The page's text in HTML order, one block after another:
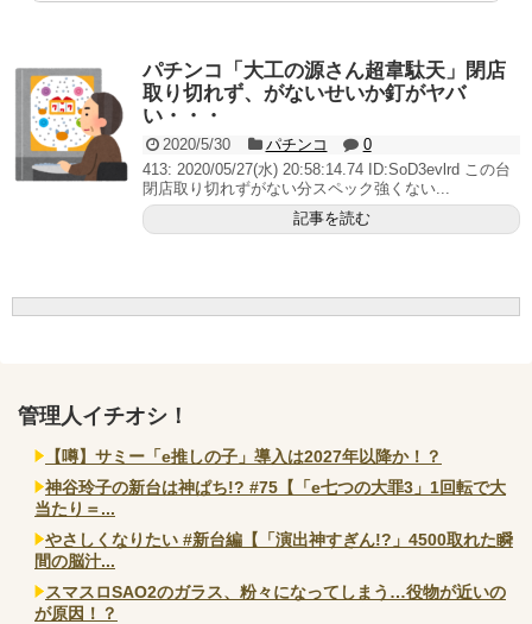
Powered by livedoor 相互RSS
パチンコ「大工の源さん超韋駄天」閉店
取り切れず、がないせいか釘がヤバ
い・・・
2020/5/30 パチンコ
0
413: 2020/05/27(水) 20:58:14.74 ID:SoD3evlrd この台
閉店取り切れずがない分スペック強くない...
記事を読む
管理人イチオシ！
【噂】サミー「e推しの子」導入は2027年以降か！？
神谷玲子の新台は神ぱち!? #75【「e七つの大罪3」1回転で大
当たり＝...
やさしくなりたい #新台編【「演出神すぎん!?」4500取れた瞬
間の脳汁...
スマスロSAO2のガラス、粉々になってしまう…役物が近いの
が原因！？